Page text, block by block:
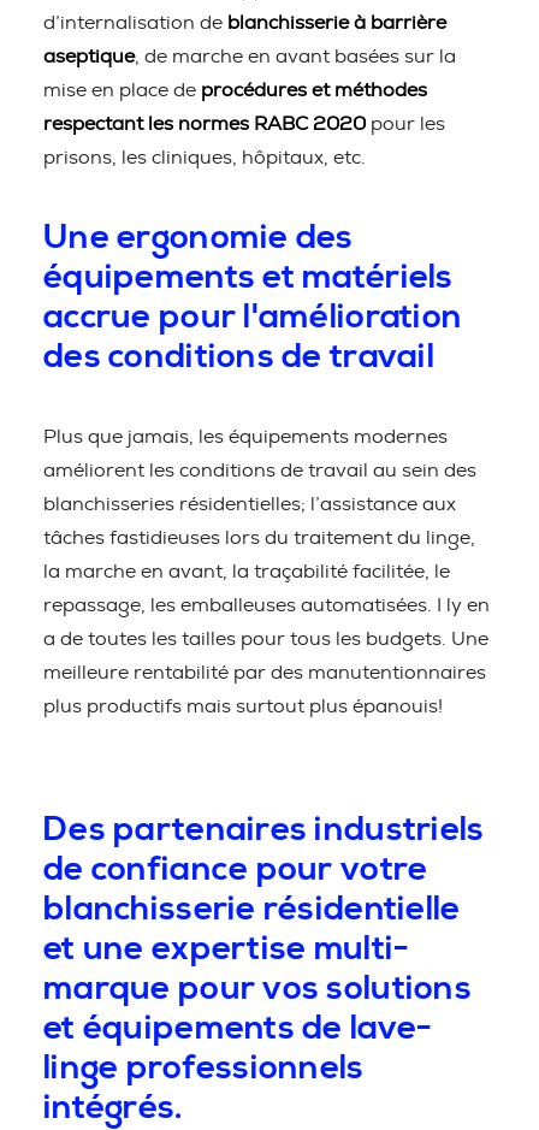
d’internalisation de blanchisserie à barrière
aseptique, de marche en avant basées sur la
mise en place de procédures et méthodes
respectant les normes RABC 2020 pour les
prisons, les cliniques, hôpitaux, etc.
Une ergonomie des
équipements et matériels
accrue pour l'amélioration
des conditions de travail
Plus que jamais, les équipements modernes
améliorent les conditions de travail au sein des
blanchisseries résidentielles; l’assistance aux
tâches fastidieuses lors du traitement du linge,
la marche en avant, la traçabilité facilitée, le
repassage, les emballeuses automatisées. I ly en
a de toutes les tailles pour tous les budgets. Une
meilleure rentabilité par des manutentionnaires
plus productifs mais surtout plus épanouis!
Des partenaires industriels
de confiance pour votre
blanchisserie résidentielle
et une expertise multi-
marque pour vos solutions
et équipements de lave-
linge professionnels
intégrés.